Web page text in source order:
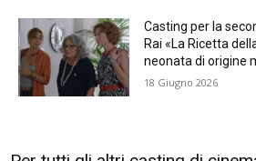
Casting per la
Rai «La Ricetta
neonata di origine
18 Giugno 2026